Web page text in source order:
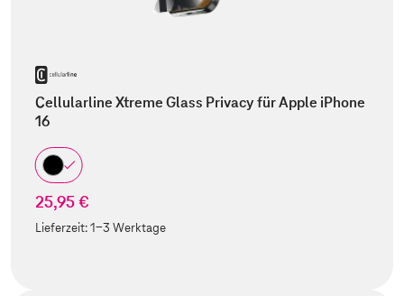
Cellularline Xtreme Glass Privacy für Apple iPhone
16
25,95 €
Lieferzeit:1-3 Werktage